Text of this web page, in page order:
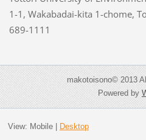
1-1, Wakabadai-kita 1-chome,
689-1111
makotoisono© 2013
Powered by
View: Mobile| Desktop